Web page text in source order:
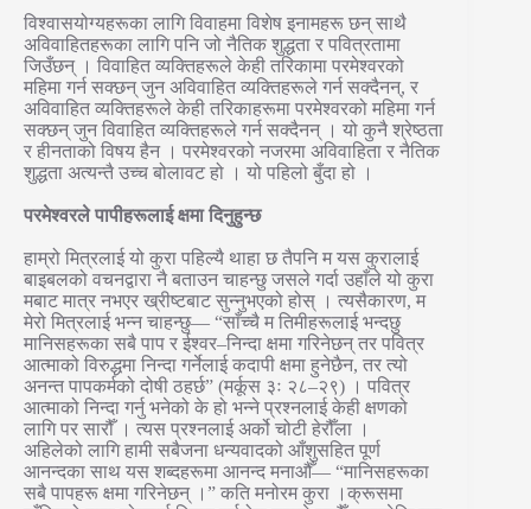
विश्वासयोग्यहरूका लागि विवाहमा विशेष इनामहरू छन् साथै
अविवाहितहरूका लागि पनि जो नैतिक शुद्धता र पवित्रतामा
जिउँछन् । विवाहित व्यक्तिहरूले केही तरिकामा परमेश्वरको
महिमा गर्न सक्छन् जुन अविवाहित व्यक्तिहरूले गर्न सक्दैनन्, र
अविवाहित व्यक्तिहरूले केही तरिकाहरूमा परमेश्वरको महिमा गर्न
सक्छन् जुन विवाहित व्यक्तिहरूले गर्न सक्दैनन् । यो कुनै श्रेष्ठता
र हीनताको विषय हैन । परमेश्वरको नजरमा अविवाहिता र नैतिक
शुद्धता अत्यन्तै उच्च बोलावट हो । यो पहिलो बुँदा हो ।
परमेश्वरले पापीहरूलाई क्षमा दिनुहुन्छ
हाम्रो मित्रलाई यो कुरा पहिल्यै थाहा छ तैपनि म यस कुरालाई
बाइबलको वचनद्वारा नै बताउन चाहन्छु जसले गर्दा उहाँले यो कुरा
मबाट मात्र नभएर ख्रीष्टबाट सुन्नुभएको होस् । त्यसैकारण, म
मेरो मित्रलाई भन्न चाहन्छु— “साँच्चै म तिमीहरूलाई भन्दछु
मानिसहरूका सबै पाप र ईश्वर–निन्दा क्षमा गरिनेछन् तर पवित्र
आत्माको विरुद्धमा निन्दा गर्नेलाई कदापी क्षमा हुनेछैन, तर त्यो
अनन्त पापकर्मको दोषी ठहर्छ” (मर्कूस ३ः २८–२९) । पवित्र
आत्माको निन्दा गर्नु भनेको के हो भन्ने प्रश्नलाई केही क्षणको
लागि पर सारौँ । त्यस प्रश्नलाई अर्को चोटी हेरौँला ।
अहिलेको लागि हामी सबैजना धन्यवादको आँशुसहित पूर्ण
आनन्दका साथ यस शब्दहरूमा आनन्द मनाऔँ— “मानिसहरूका
सबै पापहरू क्षमा गरिनेछन् ।” कति मनोरम कुरा ।क्रूसमा